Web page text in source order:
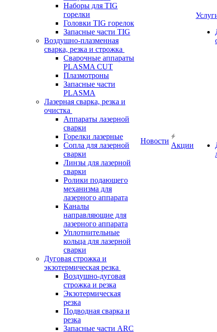
Наборы для TIG
горелки
Головки TIG горелок
Запасные части TIG
Воздушно-плазменная
сварка, резка и строжка
Сварочные аппараты
PLASMA CUT
Плазмотроны
Запасные части
PLASMA
Лазерная сварка, резка и
очистка
Аппараты лазерной
сварки
Горелки лазерные
Сопла для лазерной
сварки
Линзы для лазерной
сварки
Ролики подающего
механизма для
лазерного аппарата
Каналы
направляющие для
лазерного аппарата
Уплотнительные
кольца для лазерной
сварки
Дуговая строжка и
экзотермическая резка
Воздушно-дуговая
строжка и резка
Экзотермическая
резка
Подводная сварка и
резка
Запасные части ARC
Новости
Акции